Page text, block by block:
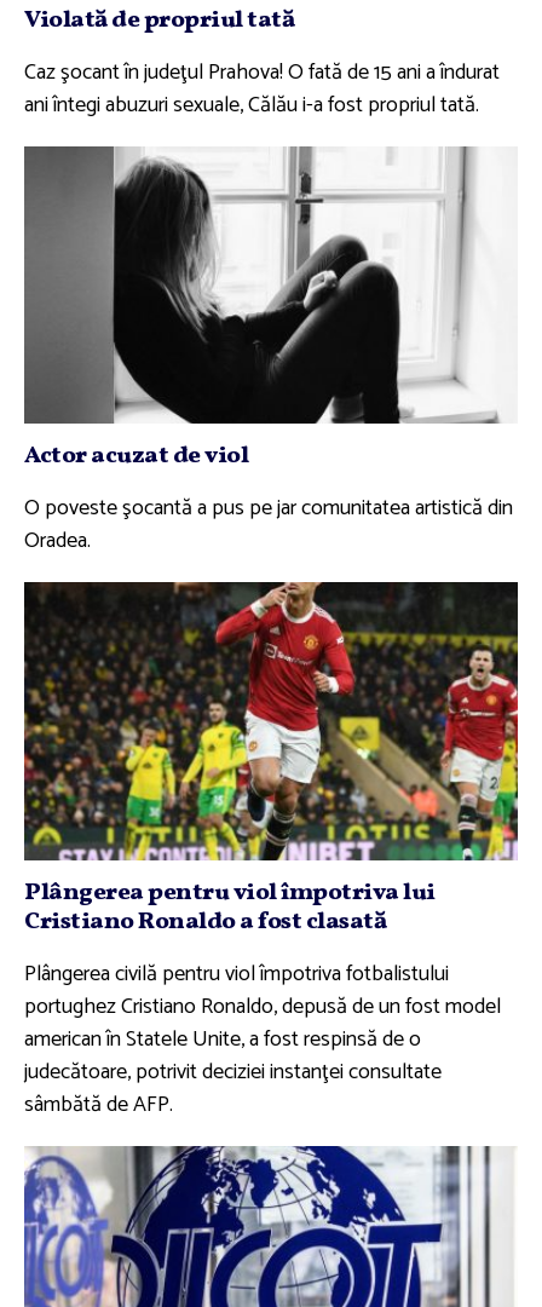
Violată de propriul tată
Caz şocant în judeţul Prahova! O fată de 15 ani a îndurat
ani întegi abuzuri sexuale, Călău i-a fost propriul tată.
Actor acuzat de viol
O poveste şocantă a pus pe jar comunitatea artistică din
Oradea.
Plângerea pentru viol împotriva lui
Cristiano Ronaldo a fost clasată
Plângerea civilă pentru viol împotriva fotbalistului
portughez Cristiano Ronaldo, depusă de un fost model
american în Statele Unite, a fost respinsă de o
judecătoare, potrivit deciziei instanţei consultate
sâmbătă de AFP.